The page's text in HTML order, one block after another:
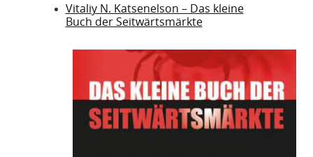
Vitaliy N. Katsenelson – Das kleine
Buch der Seitwärtsmärkte